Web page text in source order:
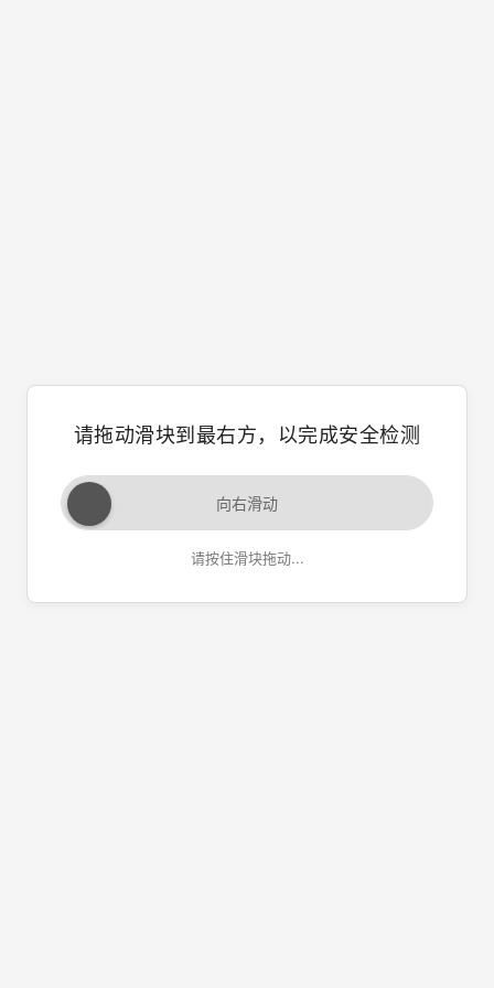
请拖动滑块到最右方，以完成安全检测
向右滑动
请按住滑块拖动...